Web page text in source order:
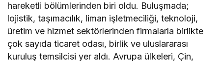
hareketli bölümlerinden biri oldu. Buluşmada;
lojistik, taşımacılık, liman işletmeciliği, teknoloji,
üretim ve hizmet sektörlerinden firmalarla birlikte
çok sayıda ticaret odası, birlik ve uluslararası
kuruluş temsilcisi yer aldı. Avrupa ülkeleri, Çin,